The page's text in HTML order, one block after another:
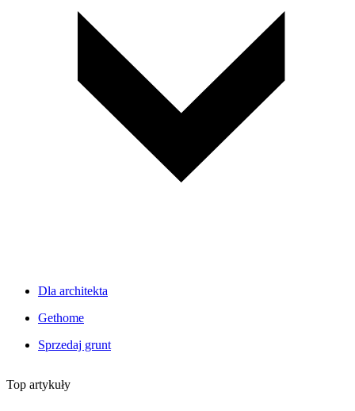
Dla architekta
Gethome
Sprzedaj grunt
Top artykuły